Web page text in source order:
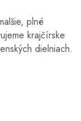
plné
krajčírske
dielniach.